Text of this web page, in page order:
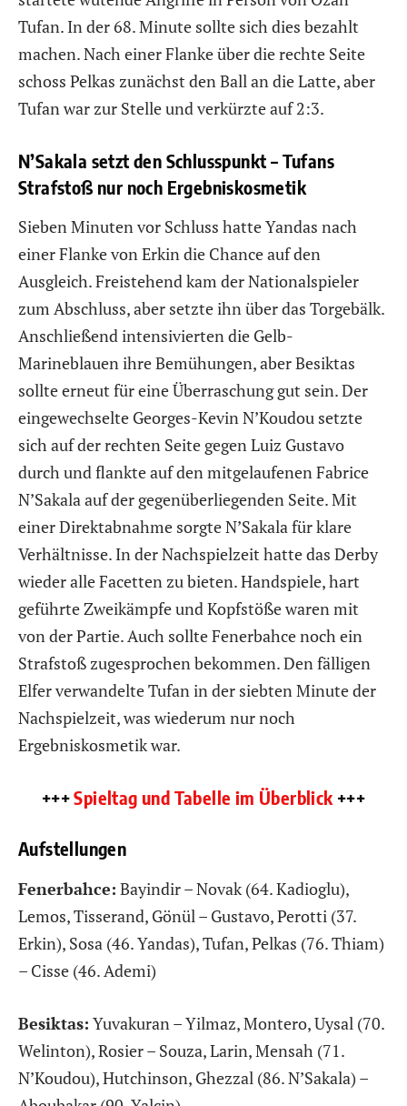
Tufan. In der 68. Minute sollte sich dies bezahlt
machen. Nach einer Flanke über die rechte Seite
schoss Pelkas zunächst den Ball an die Latte, aber
Tufan war zur Stelle und verkürzte auf 2:3.
N’Sakala setzt den Schlusspunkt – Tufans
Strafstoß nur noch Ergebniskosmetik
Sieben Minuten vor Schluss hatte Yandas nach
einer Flanke von Erkin die Chance auf den
Ausgleich. Freistehend kam der Nationalspieler
zum Abschluss, aber setzte ihn über das Torgebälk.
Anschließend intensivierten die Gelb-
Marineblauen ihre Bemühungen, aber Besiktas
sollte erneut für eine Überraschung gut sein. Der
eingewechselte Georges-Kevin N’Koudou setzte
sich auf der rechten Seite gegen Luiz Gustavo
durch und flankte auf den mitgelaufenen Fabrice
N’Sakala auf der gegenüberliegenden Seite. Mit
einer Direktabnahme sorgte N’Sakala für klare
Verhältnisse. In der Nachspielzeit hatte das Derby
wieder alle Facetten zu bieten. Handspiele, hart
geführte Zweikämpfe und Kopfstöße waren mit
von der Partie. Auch sollte Fenerbahce noch ein
Strafstoß zugesprochen bekommen. Den fälligen
Elfer verwandelte Tufan in der siebten Minute der
Nachspielzeit, was wiederum nur noch
Ergebniskosmetik war.
+++Spieltag und Tabelle im Überblick +++
Aufstellungen
Fenerbahce: Bayindir – Novak (64. Kadioglu),
Lemos, Tisserand, Gönül – Gustavo, Perotti (37.
Erkin), Sosa (46. Yandas), Tufan, Pelkas (76. Thiam)
– Cisse (46. Ademi)
Besiktas: Yuvakuran – Yilmaz, Montero, Uysal (70.
Welinton), Rosier – Souza, Larin, Mensah (71.
N’Koudou), Hutchinson, Ghezzal (86. N’Sakala) –